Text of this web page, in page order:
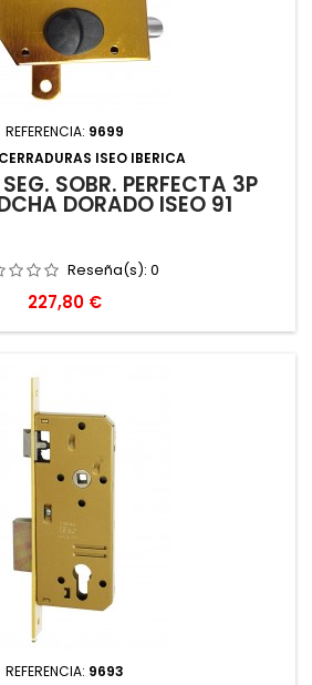
REFERENCIA: 9699
CERRADURAS ISEO IBERICA
SOBR. PERFECTA 3P
DORADO ISEO 91
Reseña(s): 0
Precio
227,80 €
REFERENCIA: 9693